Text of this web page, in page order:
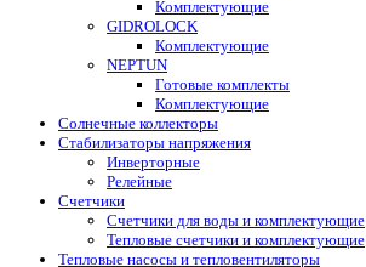
Комплектующие
GIDROLOCK
Комплектующие
NEPTUN
Готовые комплекты
Комплектующие
Солнечные коллекторы
Стабилизаторы напряжения
Инверторные
Релейные
Счетчики
Счетчики для воды и комплектующие
Тепловые счетчики и комплектующие
Тепловые насосы и тепловентиляторы